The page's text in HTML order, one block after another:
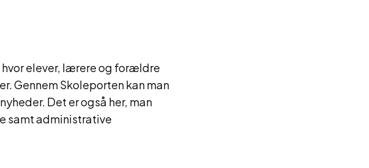
elever, lærere og forældre
Gennem Skoleporten kan man
Det er også her, man
samt administrative